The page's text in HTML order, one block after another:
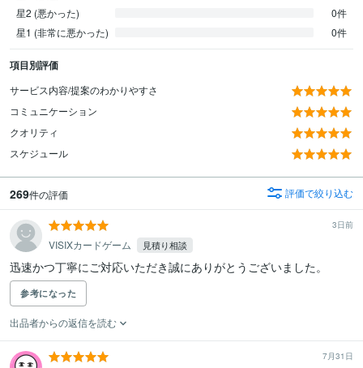
星2 (悪かった)
0件
星1 (非常に悪かった)
0件
項目別評価
サービス内容/提案のわかりやすさ
コミュニケーション
クオリティ
スケジュール
269件の評価 評価で絞り込む
3日前
VISIXカードゲーム 見積り相談
迅速かつ丁寧にご対応いただき誠にありがとうございました。
参考になった
出品者からの返信を読む
7月31日